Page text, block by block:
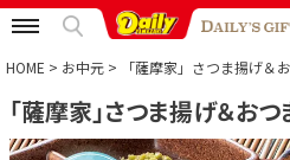
特集から選ぶ
HOME お中元 「薩摩家」さつま揚げ＆
「薩摩家」さつま揚げ＆お